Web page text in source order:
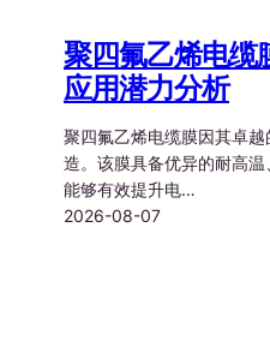
聚四氟乙烯电缆
应用潜力分析
聚四氟乙烯电缆膜因其卓
造。该膜具备优异的耐高温
能够有效提升电…
2026-08-07